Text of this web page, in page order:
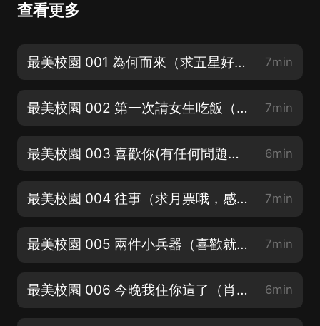
查看更多
最美校園 001 為何而來（求五星好評，感謝支持） 7min
最美校園 002 第一次請女生吃飯（歡迎訂閱關注） 7min
最美校園 003 喜歡你(有任何問題請私信聯系，會第一時間處理） 6min
最美校園 004 往事（求月票哦，感謝感謝） 7min
最美校園 005 兩件小兵器（喜歡就留下您的評論吧） 7min
最美校園 006 今晚我住你這了（肖雲，對軌：星辰大海浪） 6min